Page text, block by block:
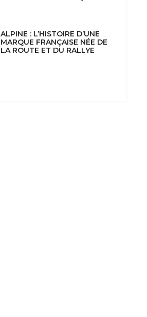
ALPINE : L’HISTOIRE D’UNE
MARQUE FRANÇAISE NÉE DE
LA ROUTE ET DU RALLYE